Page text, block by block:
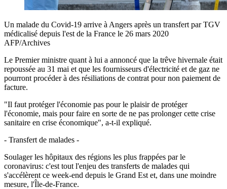
Un malade du Covid-19 arrive à Angers après un transfert par TGV
médicalisé depuis l'est de la France le 26 mars 2020
AFP/Archives
Le Premier ministre quant à lui a annoncé que la trêve hivernale était
repoussée au 31 mai et que les fournisseurs d'électricité et de gaz ne
pourront procéder à des résiliations de contrat pour non paiement de
facture.
"Il faut protéger l'économie pas pour le plaisir de protéger
l'économie, mais pour faire en sorte de ne pas prolonger cette crise
sanitaire en crise économique", a-t-il expliqué.
- Transfert de malades -
Soulager les hôpitaux des régions les plus frappées par le
coronavirus: c'est tout l'enjeu des transferts de malades qui
s'accélèrent ce week-end depuis le Grand Est et, dans une moindre
mesure, l'Île-de-France.